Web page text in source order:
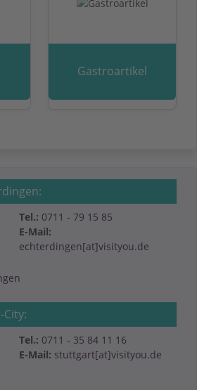
Gastroartikel
Tel.: 0711 - 79 15 85
E-Mail:
echterdingen[at]visityou.de
Tel.: 0711 - 35 84 11 16
E-Mail: stuttgart[at]visityou.de